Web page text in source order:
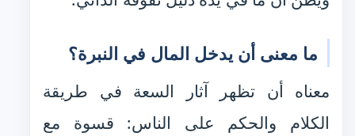
ما معنى أن يدخل المال في النبرة؟
معناه أن تظهر آثار السعة في طريقة
الكلام والحكم على الناس: قسوة مع